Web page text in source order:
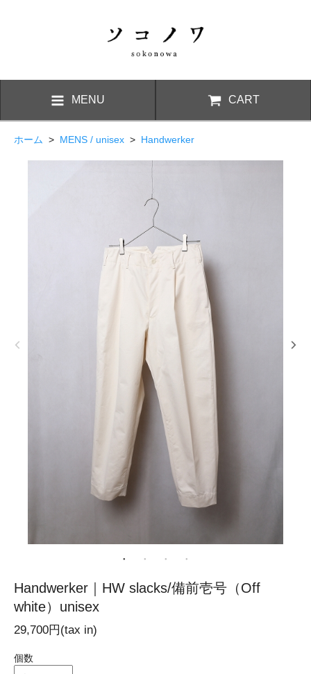
MENU CART
ホーム > MENS / unisex > Handwerker
Handwerker｜HW slacks/備前壱号（Off
white）unisex
29,700円(tax in)
個数